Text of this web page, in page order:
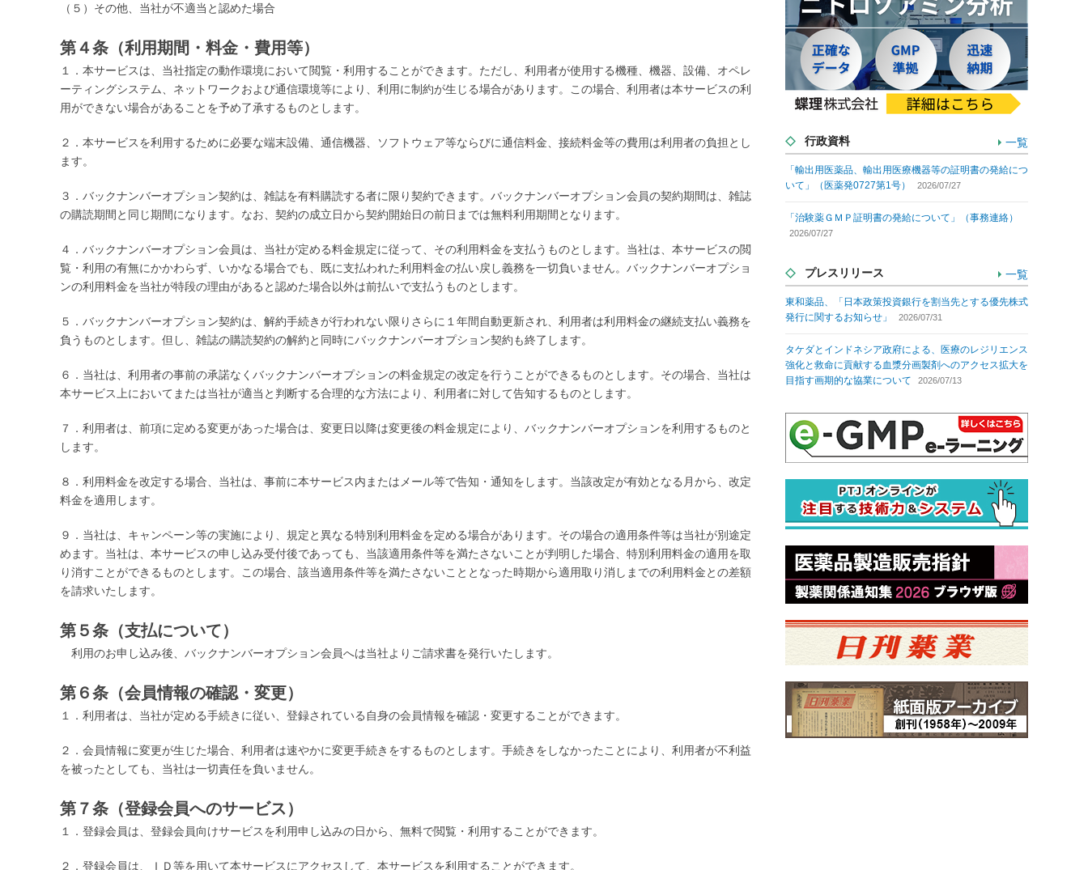
（５）その他、当社が不適当と認めた場合
第４条（利用期間・料金・費用等）
１．本サービスは、当社指定の動作環境において閲覧・利用することができます。ただし、利用者が使用する機種、機器、設備、オペレ
ーティングシステム、ネットワークおよび通信環境等により、利用に制約が生じる場合があります。この場合、利用者は本サービスの利
用ができない場合があることを予め了承するものとします。
２．本サービスを利用するために必要な端末設備、通信機器、ソフトウェア等ならびに通信料金、接続料金等の費用は利用者の負担とし
ます。
３．バックナンバーオプション契約は、雑誌を有料購読する者に限り契約できます。バックナンバーオプション会員の契約期間は、雑誌
の購読期間と同じ期間になります。なお、契約の成立日から契約開始日の前日までは無料利用期間となります。
４．バックナンバーオプション会員は、当社が定める料金規定に従って、その利用料金を支払うものとします。当社は、本サービスの閲
覧・利用の有無にかかわらず、いかなる場合でも、既に支払われた利用料金の払い戻し義務を一切負いません。バックナンバーオプショ
ンの利用料金を当社が特段の理由があると認めた場合以外は前払いで支払うものとします。
５．バックナンバーオプション契約は、解約手続きが行われない限りさらに１年間自動更新され、利用者は利用料金の継続支払い義務を
負うものとします。但し、雑誌の購読契約の解約と同時にバックナンバーオプション契約も終了します。
６．当社は、利用者の事前の承諾なくバックナンバーオプションの料金規定の改定を行うことができるものとします。その場合、当社は
本サービス上においてまたは当社が適当と判断する合理的な方法により、利用者に対して告知するものとします。
７．利用者は、前項に定める変更があった場合は、変更日以降は変更後の料金規定により、バックナンバーオプションを利用するものと
します。
８．利用料金を改定する場合、当社は、事前に本サービス内またはメール等で告知・通知をします。当該改定が有効となる月から、改定
料金を適用します。
９．当社は、キャンペーン等の実施により、規定と異なる特別利用料金を定める場合があります。その場合の適用条件等は当社が別途定
めます。当社は、本サービスの申し込み受付後であっても、当該適用条件等を満たさないことが判明した場合、特別利用料金の適用を取
り消すことができるものとします。この場合、該当適用条件等を満たさないこととなった時期から適用取り消しまでの利用料金との差額
を請求いたします。
第５条（支払について）
利用のお申し込み後、バックナンバーオプション会員へは当社よりご請求書を発行いたします。
第６条（会員情報の確認・変更）
１．利用者は、当社が定める手続きに従い、登録されている自身の会員情報を確認・変更することができます。
２．会員情報に変更が生じた場合、利用者は速やかに変更手続きをするものとします。手続きをしなかったことにより、利用者が不利益
を被ったとしても、当社は一切責任を負いません。
第７条（登録会員へのサービス）
１．登録会員は、登録会員向けサービスを利用申し込みの日から、無料で閲覧・利用することができます。
２．登録会員は、ＩＤ等を用いて本サービスにアクセスして、本サービスを利用することができます。
行政資料 一覧
「輸出用医薬品、輸出用医療機器等の証明書の発給につ
いて」（医薬発0727第1号）
2026/07/27
「治験薬ＧＭＰ証明書の発給について」（事務連絡）
2026/07/27
プレスリリース 一覧
東和薬品、「日本政策投資銀行を割当先とする優先株式
発行に関するお知らせ」
2026/07/31
タケダとインドネシア政府による、医療のレジリエンス
強化と救命に貢献する血漿分画製剤へのアクセス拡大を
目指す画期的な協業について
2026/07/13